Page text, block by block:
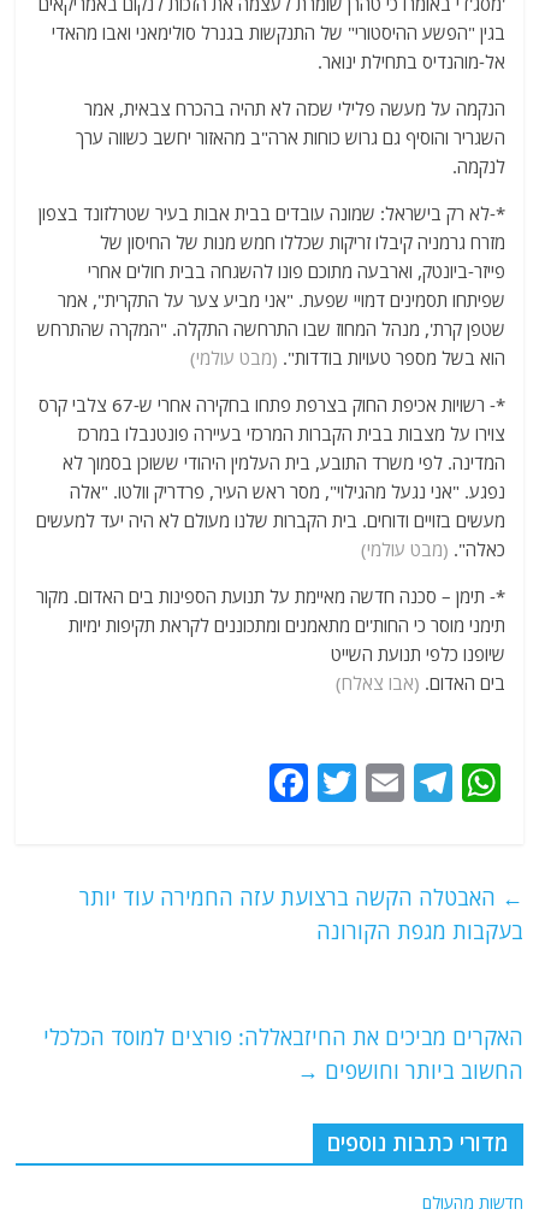
בגין "הפשע ההיסטורי" של התנקשות בגנרל סולימאני ואבו מהאדי
אל-מוהנדיס בתחילת ינואר.
הנקמה על מעשה פלילי שכזה לא תהיה בהכרח צבאית, אמר
השגריר והוסיף גם גרוש כוחות ארה"ב מהאזור יחשב כשווה ערך
לנקמה.
*-לא רק בישראל: שמונה עובדים בבית אבות בעיר שטרלזונד בצפון
מזרח גרמניה קיבלו זריקות שכללו חמש מנות של החיסון של
פייזר-ביונטק, וארבעה מתוכם פונו להשגחה בבית חולים אחרי
שפיתחו תסמינים דמויי שפעת. "אני מביע צער על התקרית", אמר
שטפן קרת', מנהל המחוז שבו התרחשה התקלה. "המקרה שהתרחש
הוא בשל מספר טעויות בודדות". (מבט עולמי)
*- רשויות אכיפת החוק בצרפת פתחו בחקירה אחרי ש-67 צלבי קרס
צוירו על מצבות בבית הקברות המרכזי בעיירה פונטנבלו במרכז
המדינה. לפי משרד התובע, בית העלמין היהודי ששוכן בסמוך לא
נפגע. "אני נגעל מהגילוי", מסר ראש העיר, פרדריק וולטו. "אלה
מעשים בזויים ודוחים. בית הקברות שלנו מעולם לא היה יעד למעשים
כאלה". (מבט עולמי)
*- תימן – סכנה חדשה מאיימת על תנועת הספינות בים האדום. מקור
תימני מוסר כי החות'ים מתאמנים ומתכוננים לקראת תקיפות ימיות
שיופנו כלפי תנועת השייט
בים האדום. (אבו צאלח)
W
s
A
T
g
ra
E
l
T
er
e
k
← האבטלה הקשה ברצועת עזה החמירה עוד יותר
בעקבות מגפת הקורונה
האקרים מביכים את החיזבאללה: פורצים למוסד הכלכלי
החשוב ביותר וחושפים →
מדורי כתבות נוספים
חדשות מהעולם